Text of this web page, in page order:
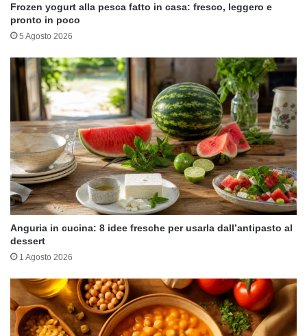
Frozen yogurt alla pesca fatto in casa: fresco, leggero e
pronto in poco
5 Agosto 2026
Anguria in cucina: 8 idee fresche per usarla dall’antipasto al
dessert
1 Agosto 2026